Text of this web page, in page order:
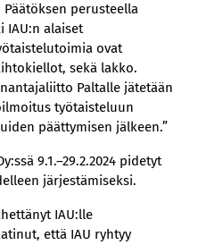
perusteella
IAU:n alaiset
ovat
sekä lakko.
Paltalle jätetään
työtaisteluun
päättymisen jälkeen.”
9.1.–29.2.2024 pidetyt
järjestämiseksi.
IAU:lle
että IAU ryhtyy